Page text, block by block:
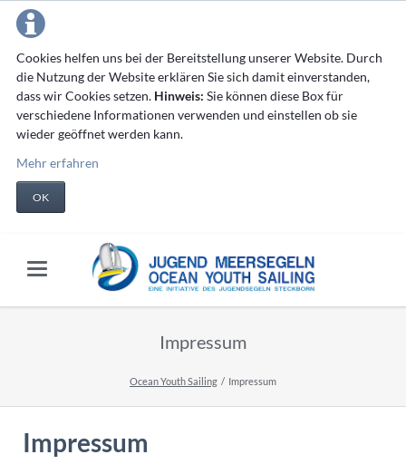
Cookies helfen uns bei der Bereitstellung unserer Website. Durch
die Nutzung der Website erklären Sie sich damit einverstanden,
dass wir Cookies setzen. Hinweis: Sie können diese Box für
verschiedene Informationen verwenden und einstellen ob sie
wieder geöffnet werden kann.
Mehr erfahren
OK
Impressum
Ocean Youth Sailing Impressum
Impressum